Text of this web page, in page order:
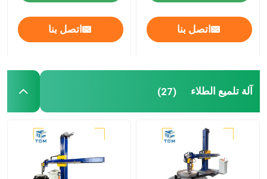
اتصل بنا اتصل بنا
آلة تلميع الطلاء (27)